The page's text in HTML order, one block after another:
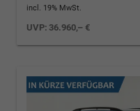
incl. 19% MwSt.
UVP: 36.960,– €